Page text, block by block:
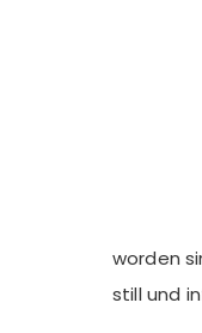
worden
still und